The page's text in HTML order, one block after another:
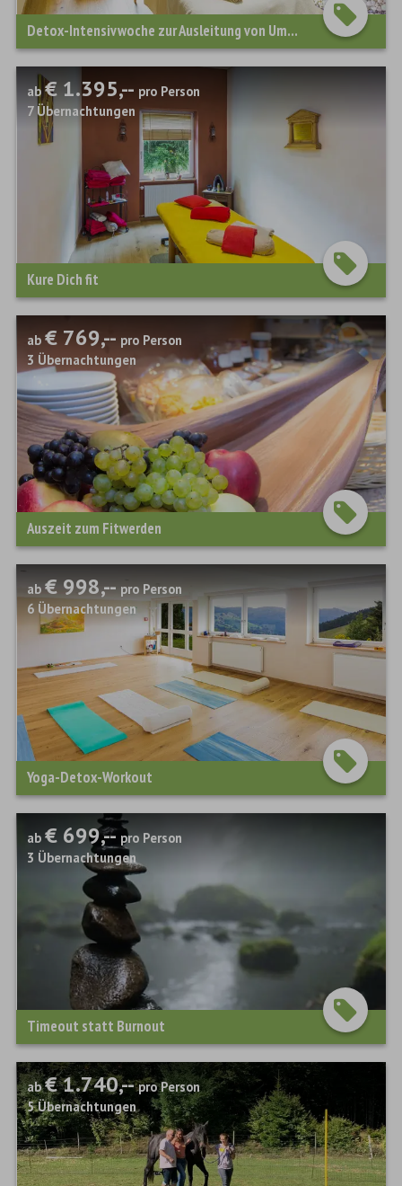
Detox-Intensivwoche zur Ausleitung von Umwelttoxinen und Schwermetallen
Kure Dich fit
ab€ 1.395,-- pro Person
7 Übernachtungen
Auszeit zum Fitwerden
ab€ 769,-- pro Person
3 Übernachtungen
Yoga-Detox-Workout
ab€ 998,-- pro Person
6 Übernachtungen
Timeout statt Burnout
ab€ 699,-- pro Person
3 Übernachtungen
ab€ 1.740,-- pro Person
5 Übernachtungen